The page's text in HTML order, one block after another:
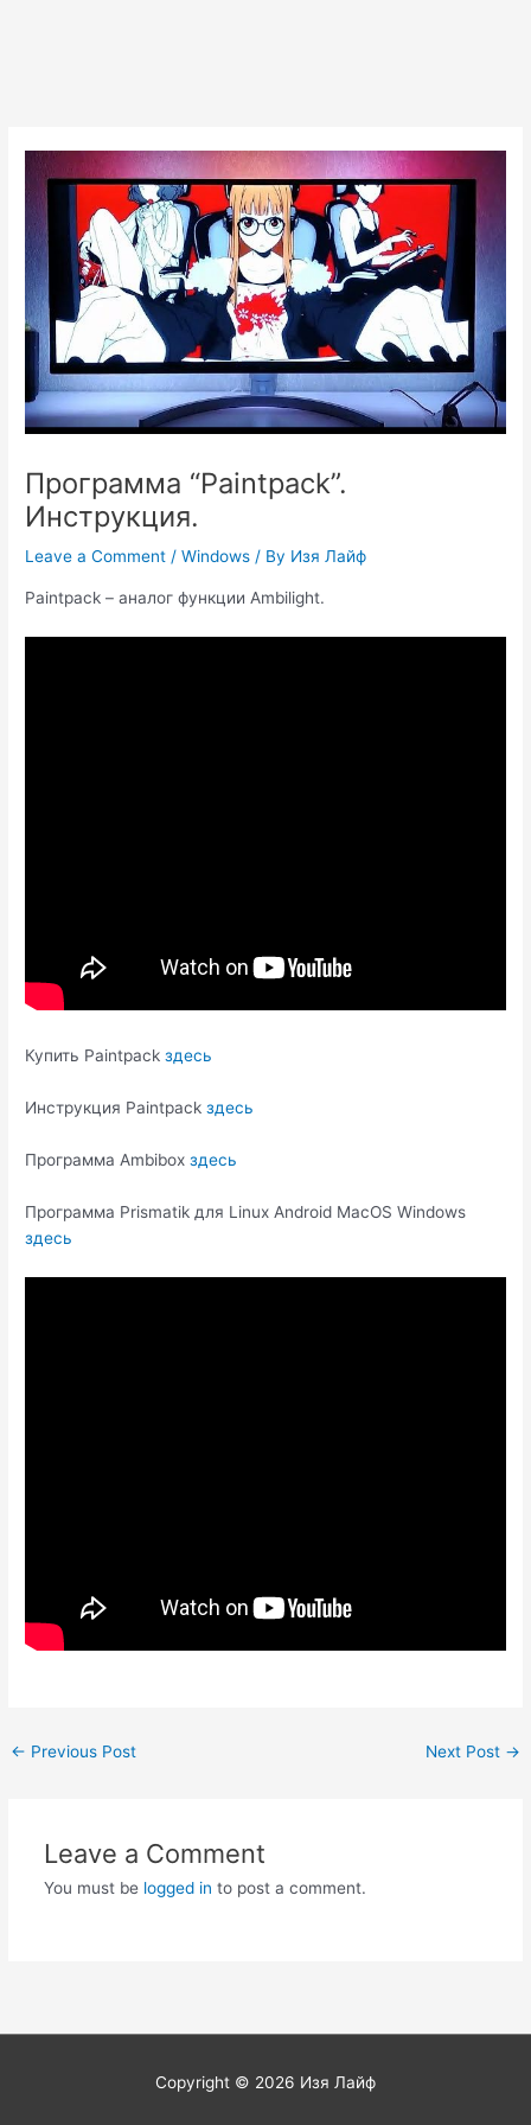
Программа “Paintpack”.
Инструкция.
Leave a Comment /Windows / By Изя Лайф
Paintpack – аналог функции Ambilight.
Купить Paintpackздесь
Инструкция Paintpackздесь
Программа Ambiboxздесь
Программа Prismatik для Linux Android MacOS Windows
здесь
Post
← Previous Post Next Post →
Leave a Comment
You must be logged in to post a comment.
Copyright © 2026 Изя Лайф